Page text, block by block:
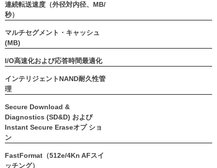
連続転送速度（外径対内径、MB/
秒）
マルチセグメント・キャッシュ
(MB)
I/O高速化および応答時間最適化
インテリジェントNAND耐久性管
理
Secure Download &
Diagnostics (SD&D) および
Instant Secure Eraseオプ ショ
ン
FastFormat（512e/4Kn AFスイ
ッチング）